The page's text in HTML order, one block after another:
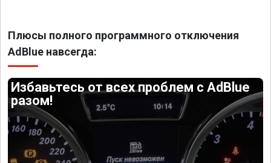
Плюсы полного программного отключения
AdBlue навсегда:
Избавьтесь от всех проблем с AdBlue
разом!